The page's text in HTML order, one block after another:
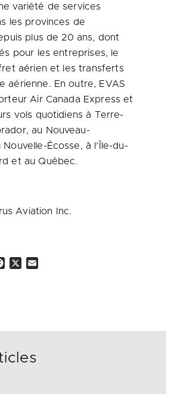
variété de services
les provinces de
plus de 20 ans, dont
pour les entreprises, le
aérien et les transferts
aérienne. En outre, EVAS
Air Canada Express et
vols quotidiens à Terre-
, au Nouveau-
Nouvelle-Écosse, à l’Île-du-
et au Québec.
Aviation Inc.